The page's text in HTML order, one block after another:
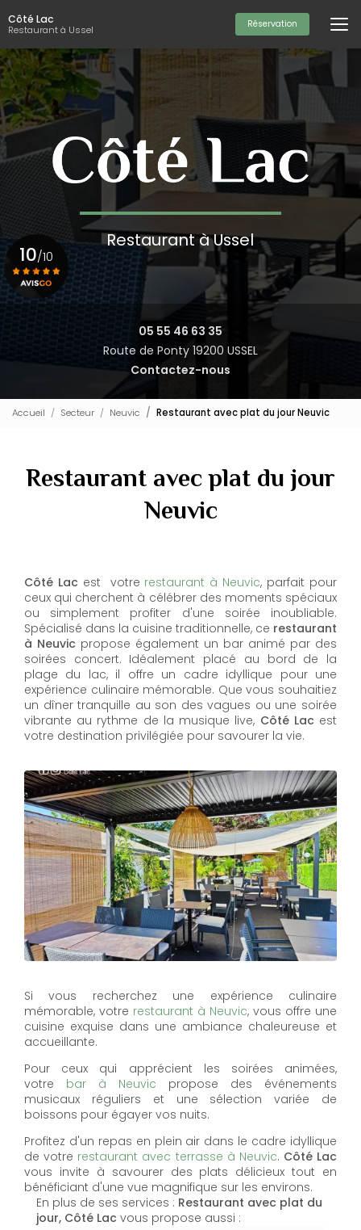
au
contenu
principal
Côté Lac
Restaurant à Ussel Réservation
Restaurant à Ussel
05 55 46 63 35
Route de Ponty 19200 USSEL
Contactez-nous
10/10
Voir le certificat
Accueil Secteur Neuvic Restaurant avec plat du jour Neuvic
Restaurant avec plat du jour
Neuvic
Côté Lac est votre restaurant à Neuvic, parfait pour
ceux qui cherchent à célébrer des moments spéciaux
ou simplement profiter d'une soirée inoubliable.
Spécialisé dans la cuisine traditionnelle, ce restaurant
à Neuvic propose également un bar animé par des
soirées concert. Idéalement placé au bord de la
plage du lac, il offre un cadre idyllique pour une
expérience culinaire mémorable. Que vous souhaitiez
un dîner tranquille au son des vagues ou une soirée
vibrante au rythme de la musique live, Côté Lac est
votre destination privilégiée pour savourer la vie.
Si vous recherchez une expérience culinaire
mémorable, votre restaurant à Neuvic, vous offre une
cuisine exquise dans une ambiance chaleureuse et
accueillante.
Pour ceux qui apprécient les soirées animées,
votre bar à Neuvic propose des événements
musicaux réguliers et une sélection variée de
boissons pour égayer vos nuits.
Profitez d'un repas en plein air dans le cadre idyllique
de votre restaurant avec terrasse à Neuvic. Côté Lac
vous invite à savourer des plats délicieux tout en
bénéficiant d'une vue magnifique sur les environs.
En plus de ses services : Restaurant avec plat du
jour, Côté Lac vous propose aussi :